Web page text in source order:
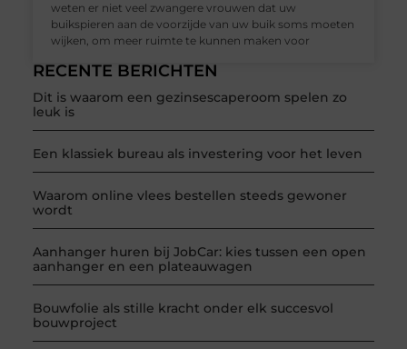
RECENTE BERICHTEN
Dit is waarom een gezinsescaperoom spelen zo
leuk is
Een klassiek bureau als investering voor het leven
Waarom online vlees bestellen steeds gewoner
wordt
Aanhanger huren bij JobCar: kies tussen een open
aanhanger en een plateauwagen
Bouwfolie als stille kracht onder elk succesvol
bouwproject
weten er niet veel zwangere vrouwen dat uw
buikspieren aan de voorzijde van uw buik soms moeten
wijken, om meer ruimte te kunnen maken voor